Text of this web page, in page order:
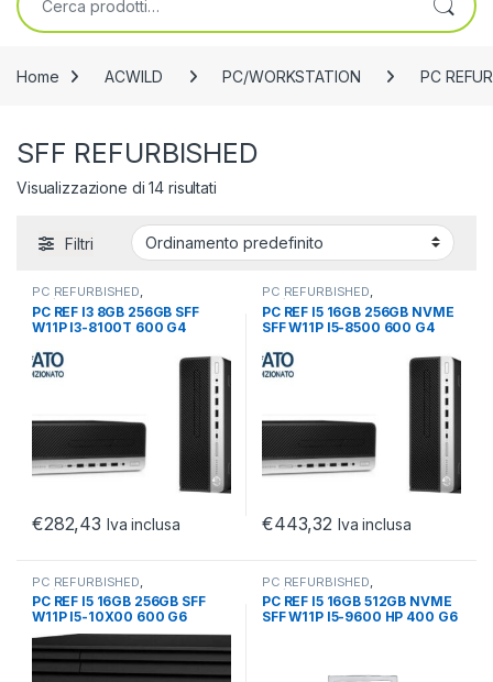
Home ACWILD PC/WORKSTATION PC
SFF REFURBISHED
Visualizzazione di 14 risultati
Filtri
PC REFURBISHED,
PC/WORKSTATION,SFF
REFURBISHED
PC REF I3 8GB 256GB SFF
W11P I3-8100T 600 G4
€282,43 Iva inclusa
PC REFURBISHED,
PC/WORKSTATION,SFF
REFURBISHED
PC REF I5 16GB 256GB NVME
SFF W11P I5-8500 600 G4
€443,32 Iva inclusa
PC REFURBISHED
PC/WORKSTATION,SFF
REFURBISHED
PC REF I5 16GB 256GB SFF
W11P I5-10X00 600 G6
PC REFURBISHED
PC/WORKSTATION,SFF
REFURBISHED
PC REF I5 16GB 512GB NVME
SFF W11P I5-9600 HP 400 G6